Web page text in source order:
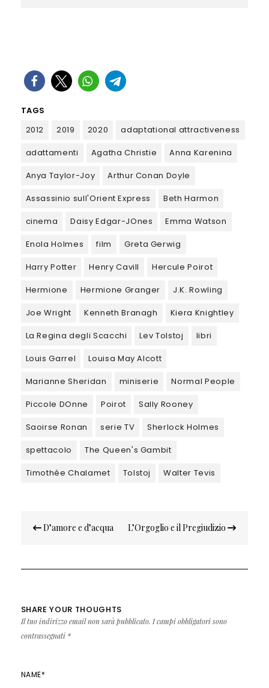
TAGS
2012
2019 2020
adaptational attractiveness
adattamenti
Agatha Christie
Anna Karenina
Anya Taylor-Joy
Arthur Conan Doyle
Assassinio sull'Orient Express
Beth Harmon
cinema
Daisy Edgar-JOnes
Emma Watson
Enola Holmes
film
Greta Gerwig
Harry Potter
Henry Cavill
Hercule Poirot
Hermione
Hermione Granger
J.K. Rowling
Joe Wright
Kenneth Branagh
Kiera Knightley
La Regina degli Scacchi
Lev Tolstoj
libri
Louis Garrel
Louisa May Alcott
Marianne Sheridan
miniserie
Normal People
Piccole DOnne
Poirot
Sally Rooney
Saoirse Ronan
serie TV
Sherlock Holmes
spettacolo
The Queen's Gambit
Timothée Chalamet
Tolstoj Walter Tevis
Navigazione
D’amore e d’acqua L’Orgoglio e il Pregiudizio
SHARE YOUR THOUGHTS
Il tuo indirizzo email non sarà pubblicato. I campi obbligatori sono
contrassegnati *
NAME*